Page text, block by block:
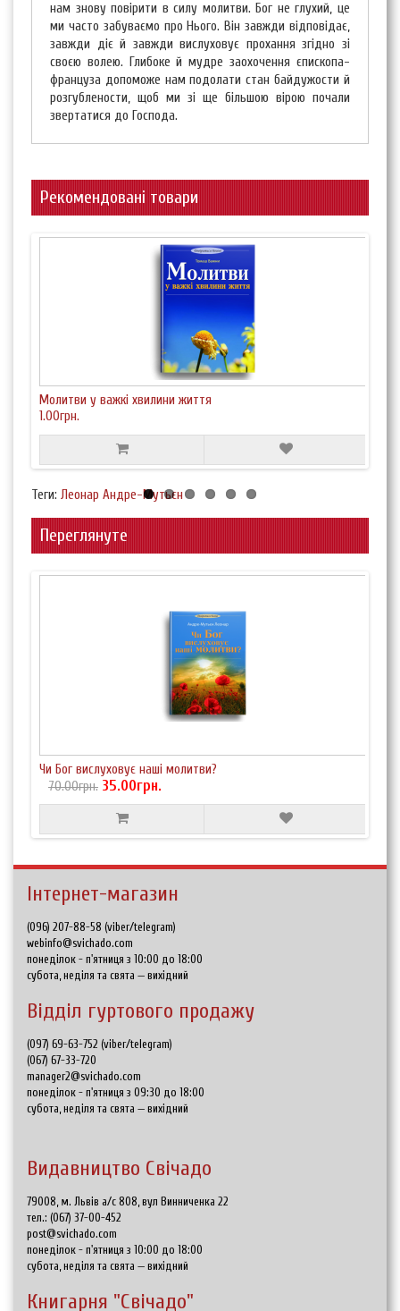
нам знову повірити в силу молитви. Бог не глухий, це
ми часто забуваємо про Нього. Він завжди відповідає,
завжди діє й завжди вислуховує прохання згідно зі
своєю волею. Глибоке й мудре заохочення єпископа-
француза допоможе нам подолати стан байдужости й
розгублености, щоб ми зі ще більшою вірою почали
звертатися до Господа.
Рекомендовані товари
Молитви у важкі хвилини життя
1.00грн.
Теги: Леонар Андре-Мутьєн
Переглянуте
Чи Бог вислуховує наші молитви?
70.00грн. 35.00грн.
Інтернет-магазин
(096) 207-88-58 (viber/telegram)
webinfo@svichado.com
понеділок - п'ятниця з 10:00 до 18:00
субота, неділя та свята — вихідний
Відділ гуртового продажу
(097) 69-63-752 (viber/telegram)
(067) 67-33-720
manager2@svichado.com
понеділок - п'ятниця з 09:30 до 18:00
субота, неділя та свята — вихідний
Видавництво Свічадо
79008, м. Львів а/с 808, вул Винниченка 22
тел.: (067) 37-00-452
post@svichado.com
понеділок - п'ятниця з 10:00 до 18:00
субота, неділя та свята — вихідний
Книгарня "Свічадо"